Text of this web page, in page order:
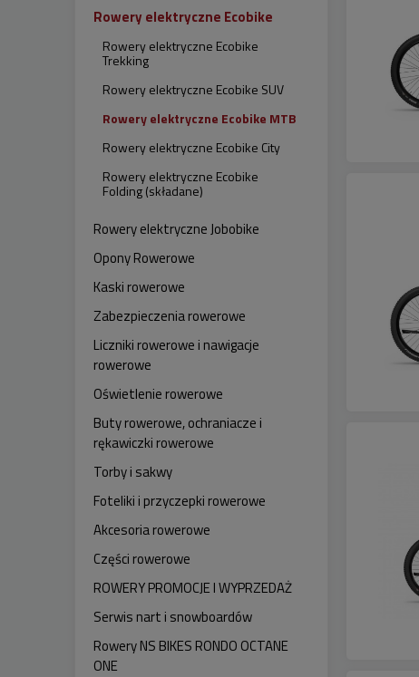
Rowery elektryczne Ecobike
Rowery elektryczne Ecobike
Trekking
Rowery elektryczne Ecobike SUV
Rowery elektryczne Ecobike MTB
Rowery elektryczne Ecobike City
Rowery elektryczne Ecobike
Folding (składane)
Rowery elektryczne Jobobike
Opony Rowerowe
Kaski rowerowe
Zabezpieczenia rowerowe
Liczniki rowerowe i nawigacje
rowerowe
Oświetlenie rowerowe
Buty rowerowe, ochraniacze i
rękawiczki rowerowe
Torby i sakwy
Foteliki i przyczepki rowerowe
Akcesoria rowerowe
Części rowerowe
ROWERY PROMOCJE I WYPRZEDAŻ
Serwis nart i snowboardów
Rowery NS BIKES RONDO OCTANE
ONE